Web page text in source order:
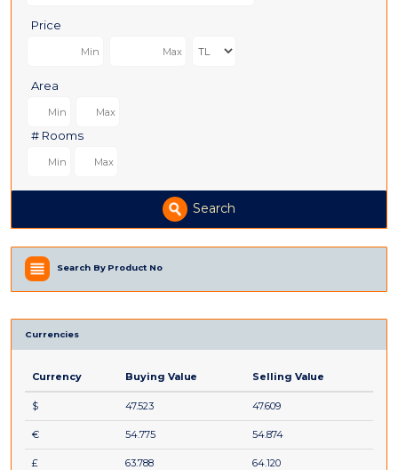
Price
Area
# Rooms
Search
Search By Product No
Currencies
Currency Buying Value Selling Value
$ 47.523 47.609
€ 54.775 54.874
£ 63.788 64.120